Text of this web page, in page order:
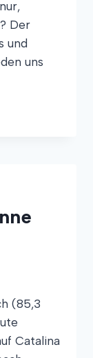
Der
und
uns
(85,3
Catalina